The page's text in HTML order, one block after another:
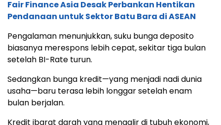
Fair Finance Asia Desak Perbankan Hentikan
Pendanaan untuk Sektor Batu Bara di ASEAN
Pengalaman menunjukkan, suku bunga deposito
biasanya merespons lebih cepat, sekitar tiga bulan
setelah BI-Rate turun.
Sedangkan bunga kredit—yang menjadi nadi dunia
usaha—baru terasa lebih longgar setelah enam
bulan berjalan.
Kredit ibarat darah yang mengalir di tubuh ekonomi,